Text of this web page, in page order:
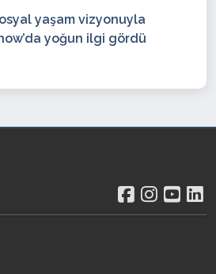
yaşam vizyonuyla
Bosphorus Boat Show’da yoğun ilgi gördü